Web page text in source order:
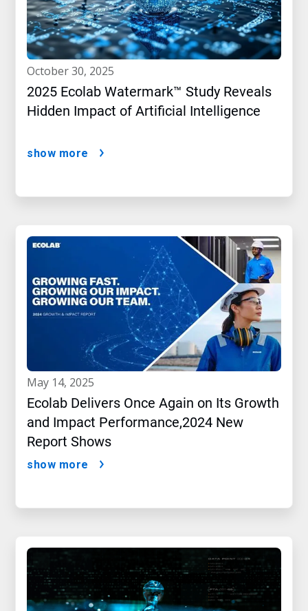
october 30, 2025
2025 Ecolab Watermark™ Study Reveals
Hidden Impact of Artificial Intelligence
show more
may 14, 2025
Ecolab Delivers Once Again on Its Growth
and Impact Performance,2024 New
Report Shows
show more